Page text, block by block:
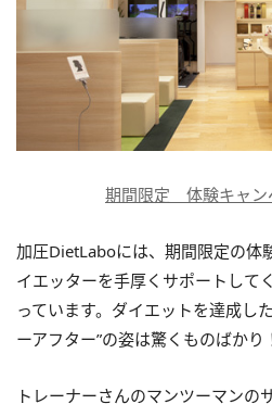
期間限定 体験キャン
加圧DietLaboには、期間限定の体
イエッターを手厚くサポートして
っています。ダイエットを達成し
ーアフター”の姿は驚くものばかり
トレーナーさんのマンツーマンの